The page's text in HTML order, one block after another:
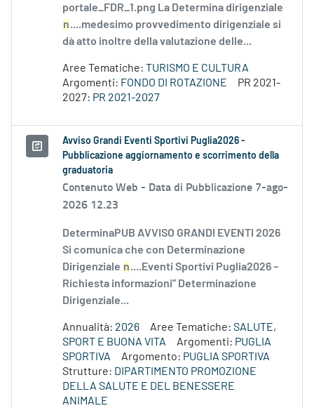
portale_FDR_1.png La Determina dirigenziale
n....medesimo provvedimento dirigenziale si
dà atto inoltre della valutazione delle...
Aree Tematiche: TURISMO E CULTURA
Argomenti: FONDO DI ROTAZIONE
PR 2021-
2027: PR 2021-2027
Avviso Grandi Eventi Sportivi Puglia2026 -
Pubblicazione aggiornamento e scorrimento della
graduatoria
Contenuto Web - Data di Pubblicazione 7-ago-
2026 12.23
DeterminaPUB AVVISO GRANDI EVENTI 2026
Si comunica che con Determinazione
Dirigenziale n....Eventi Sportivi Puglia2026 –
Richiesta informazioni” Determinazione
Dirigenziale...
Annualità: 2026 Aree Tematiche: SALUTE,
SPORT E BUONA VITA
Argomenti: PUGLIA
SPORTIVA
Argomento: PUGLIA SPORTIVA
Strutture: DIPARTIMENTO PROMOZIONE
DELLA SALUTE E DEL BENESSERE
ANIMALE